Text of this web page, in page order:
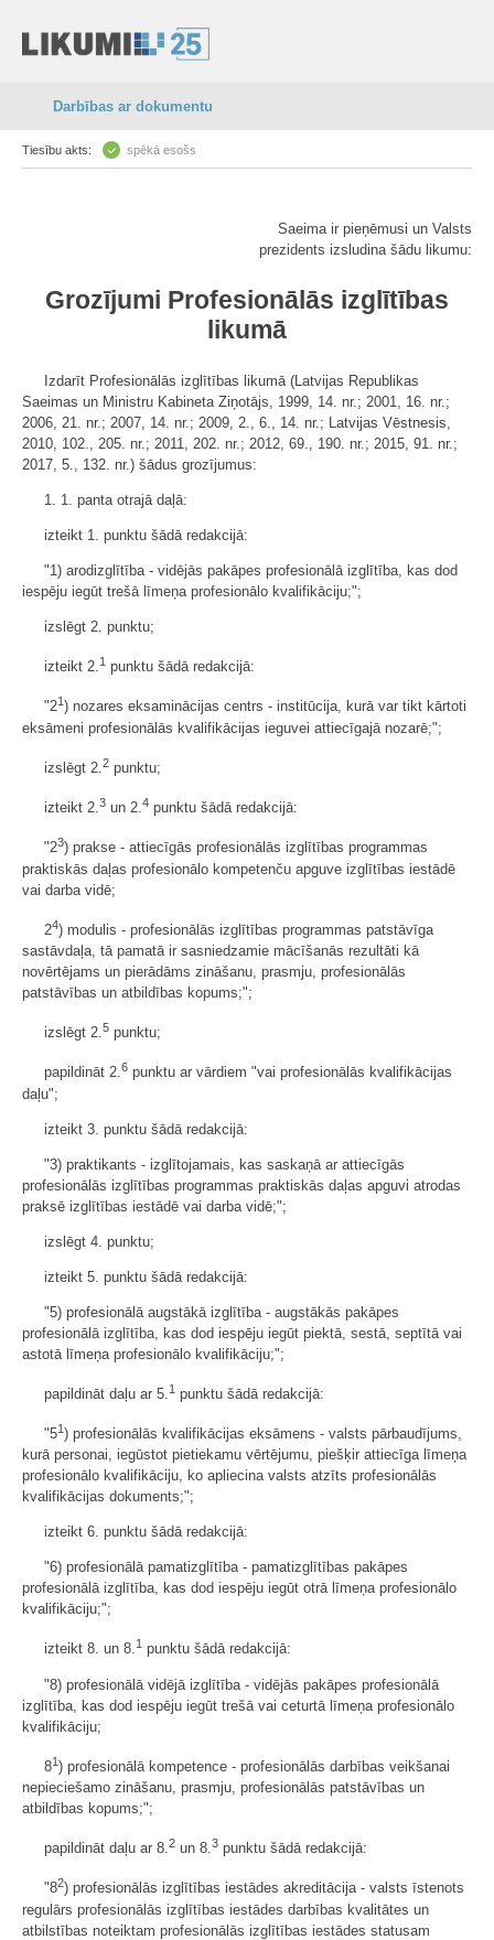
Darbības ar dokumentu
Tiesību akts: spēkā esošs
Saeima ir pieņēmusi un Valsts
prezidents izsludina šādu likumu:
Grozījumi Profesionālās izglītības
likumā
Izdarīt Profesionālās izglītības likumā (Latvijas Republikas
Saeimas un Ministru Kabineta Ziņotājs, 1999, 14. nr.; 2001, 16. nr.;
2006, 21. nr.; 2007, 14. nr.; 2009, 2., 6., 14. nr.; Latvijas Vēstnesis,
2010, 102., 205. nr.; 2011, 202. nr.; 2012, 69., 190. nr.; 2015, 91. nr.;
2017, 5., 132. nr.) šādus grozījumus:
1. 1. panta otrajā daļā:
izteikt 1. punktu šādā redakcijā:
"1) arodizglītība - vidējās pakāpes profesionālā izglītība, kas dod
iespēju iegūt trešā līmeņa profesionālo kvalifikāciju;";
izslēgt 2. punktu;
izteikt 2.1 punktu šādā redakcijā:
"21 ) nozares eksaminācijas centrs - institūcija, kurā var tikt kārtoti
eksāmeni profesionālās kvalifikācijas ieguvei attiecīgajā nozarē;";
izslēgt 2. 2 punktu;
izteikt 2.3 un 2.4 punktu šādā redakcijā:
"23) prakse - attiecīgās profesionālās izglītības programmas
praktiskās daļas profesionālo kompetenču apguve izglītības iestādē
vai darba vidē;
24) modulis - profesionālās izglītības programmas patstāvīga
sastāvdaļa, tā pamatā ir sasniedzamie mācīšanās rezultāti kā
novērtējams un pierādāms zināšanu, prasmju, profesionālās
patstāvības un atbildības kopums;";
izslēgt 2.5 punktu;
papildināt 2.6 punktu ar vārdiem "vai profesionālās kvalifikācijas
daļu";
izteikt 3. punktu šādā redakcijā:
"3) praktikants - izglītojamais, kas saskaņā ar attiecīgās
profesionālās izglītības programmas praktiskās daļas apguvi atrodas
praksē izglītības iestādē vai darba vidē;";
izslēgt 4. punktu;
izteikt 5. punktu šādā redakcijā:
"5) profesionālā augstākā izglītība - augstākās pakāpes
profesionālā izglītība, kas dod iespēju iegūt piektā, sestā, septītā vai
astotā līmeņa profesionālo kvalifikāciju;";
papildināt daļu ar 5. 1 punktu šādā redakcijā:
"51) profesionālās kvalifikācijas eksāmens - valsts pārbaudījums,
kurā personai, iegūstot pietiekamu vērtējumu, piešķir attiecīga līmeņa
profesionālo kvalifikāciju, ko apliecina valsts atzīts profesionālās
kvalifikācijas dokuments;";
izteikt 6. punktu šādā redakcijā:
"6) profesionālā pamatizglītība - pamatizglītības pakāpes
profesionālā izglītība, kas dod iespēju iegūt otrā līmeņa profesionālo
kvalifikāciju;";
izteikt 8. un 8.1 punktu šādā redakcijā:
"8) profesionālā vidējā izglītība - vidējās pakāpes profesionālā
izglītība, kas dod iespēju iegūt trešā vai ceturtā līmeņa profesionālo
kvalifikāciju;
81) profesionālā kompetence - profesionālās darbības veikšanai
nepieciešamo zināšanu, prasmju, profesionālās patstāvības un
atbildības kopums;";
papildināt daļu ar 8.2 un 8.3 punktu šādā redakcijā:
"82) profesionālās izglītības iestādes akreditācija - valsts īstenots
regulārs profesionālās izglītības iestādes darbības kvalitātes un
atbilstības noteiktam profesionālās izglītības iestādes statusam